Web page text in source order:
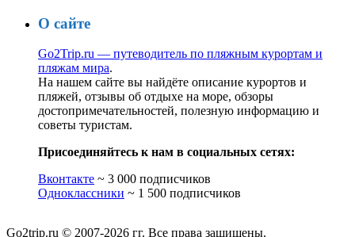
О сайте
Go2Trip.ru — путеводитель по пляжным курортам и
пляжам мира.
На нашем сайте вы найдёте описание курортов и
пляжей, отзывы об отдыхе на море, обзоры
достопримечательностей, полезную информацию и
советы туристам.
Присоединяйтесь к нам в социальных сетях:
Вконтакте ~ 3 000 подписчиков
Одноклассники ~ 1 500 подписчиков
Go2trip.ru © 2007-2026 гг. Все права защищены.